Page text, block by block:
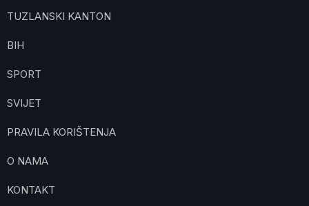
TUZLANSKI KANTON
BIH
SPORT
SVIJET
PRAVILA KORIŠTENJA
O NAMA
KONTAKT